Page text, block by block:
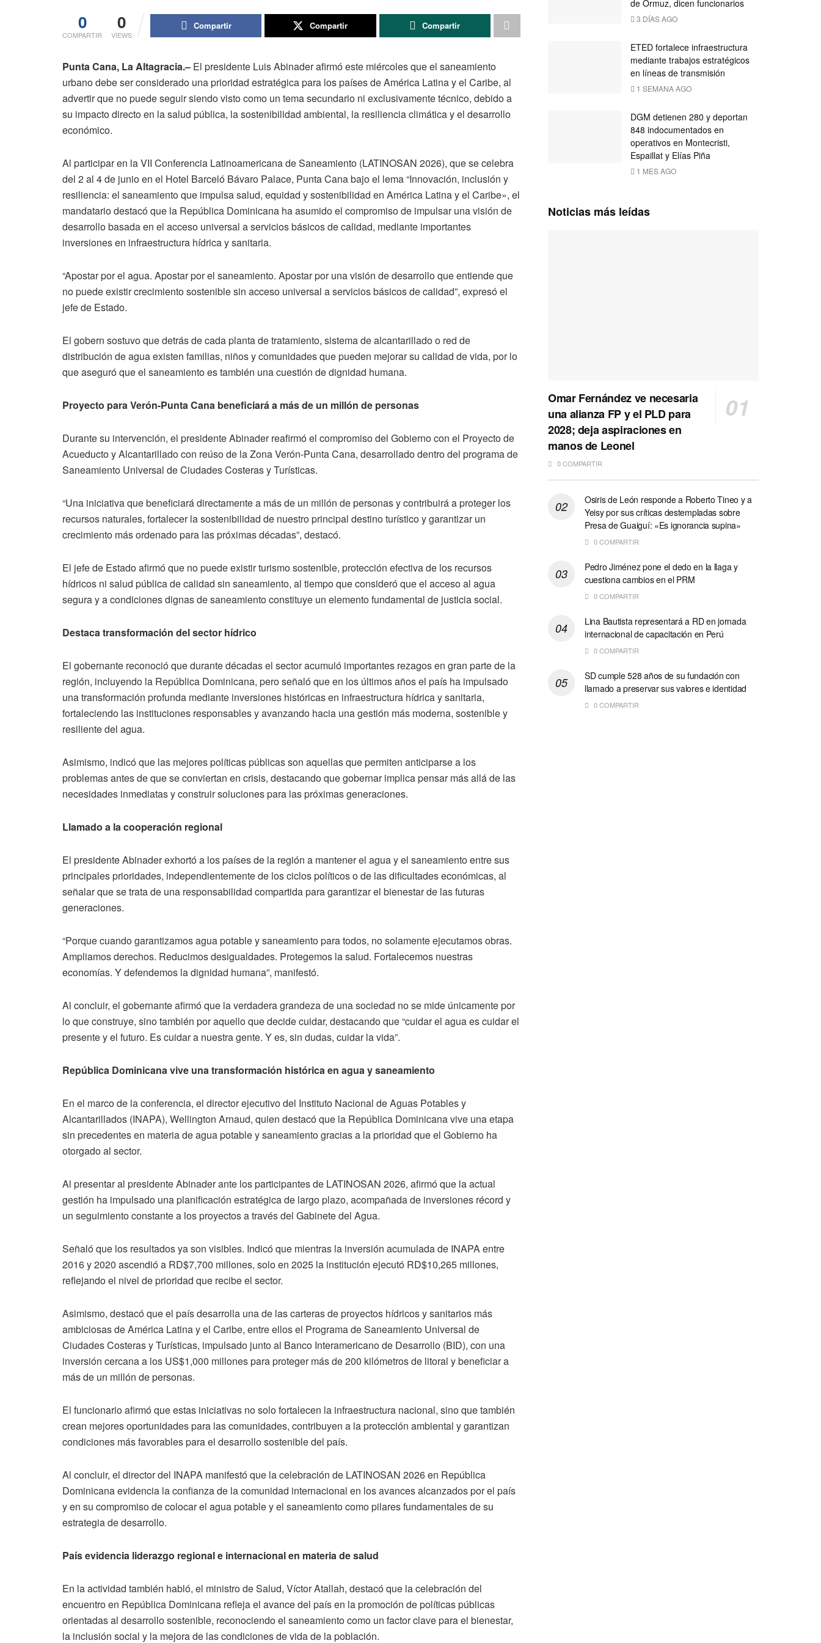
0
COMPARTIR
0
VIEWS
Compartir Compartir Compartir
Punta Cana, La Altagracia.– El presidente Luis Abinader afirmó este miércoles que el saneamiento
urbano debe ser considerado una prioridad estratégica para los países de América Latina y el Caribe, al
advertir que no puede seguir siendo visto como un tema secundario ni exclusivamente técnico, debido a
su impacto directo en la salud pública, la sostenibilidad ambiental, la resiliencia climática y el desarrollo
económico.
Al participar en la VII Conferencia Latinoamericana de Saneamiento (LATINOSAN 2026), que se celebra
del 2 al 4 de junio en el Hotel Barceló Bávaro Palace, Punta Cana bajo el lema “Innovación, inclusión y
resiliencia: el saneamiento que impulsa salud, equidad y sostenibilidad en América Latina y el Caribe», el
mandatario destacó que la República Dominicana ha asumido el compromiso de impulsar una visión de
desarrollo basada en el acceso universal a servicios básicos de calidad, mediante importantes
inversiones en infraestructura hídrica y sanitaria.
“Apostar por el agua. Apostar por el saneamiento. Apostar por una visión de desarrollo que entiende que
no puede existir crecimiento sostenible sin acceso universal a servicios básicos de calidad”, expresó el
jefe de Estado.
El gobern sostuvo que detrás de cada planta de tratamiento, sistema de alcantarillado o red de
distribución de agua existen familias, niños y comunidades que pueden mejorar su calidad de vida, por lo
que aseguró que el saneamiento es también una cuestión de dignidad humana.
Proyecto para Verón-Punta Cana beneficiará a más de un millón de personas
Durante su intervención, el presidente Abinader reafirmó el compromiso del Gobierno con el Proyecto de
Acueducto y Alcantarillado con reúso de la Zona Verón-Punta Cana, desarrollado dentro del programa de
Saneamiento Universal de Ciudades Costeras y Turísticas.
“Una iniciativa que beneficiará directamente a más de un millón de personas y contribuirá a proteger los
recursos naturales, fortalecer la sostenibilidad de nuestro principal destino turístico y garantizar un
crecimiento más ordenado para las próximas décadas”, destacó.
El jefe de Estado afirmó que no puede existir turismo sostenible, protección efectiva de los recursos
hídricos ni salud pública de calidad sin saneamiento, al tiempo que consideró que el acceso al agua
segura y a condiciones dignas de saneamiento constituye un elemento fundamental de justicia social.
Destaca transformación del sector hídrico
El gobernante reconoció que durante décadas el sector acumuló importantes rezagos en gran parte de la
región, incluyendo la República Dominicana, pero señaló que en los últimos años el país ha impulsado
una transformación profunda mediante inversiones históricas en infraestructura hídrica y sanitaria,
fortaleciendo las instituciones responsables y avanzando hacia una gestión más moderna, sostenible y
resiliente del agua.
Asimismo, indicó que las mejores políticas públicas son aquellas que permiten anticiparse a los
problemas antes de que se conviertan en crisis, destacando que gobernar implica pensar más allá de las
necesidades inmediatas y construir soluciones para las próximas generaciones.
Llamado a la cooperación regional
El presidente Abinader exhortó a los países de la región a mantener el agua y el saneamiento entre sus
principales prioridades, independientemente de los ciclos políticos o de las dificultades económicas, al
señalar que se trata de una responsabilidad compartida para garantizar el bienestar de las futuras
generaciones.
“Porque cuando garantizamos agua potable y saneamiento para todos, no solamente ejecutamos obras.
Ampliamos derechos. Reducimos desigualdades. Protegemos la salud. Fortalecemos nuestras
economías. Y defendemos la dignidad humana”, manifestó.
Al concluir, el gobernante afirmó que la verdadera grandeza de una sociedad no se mide únicamente por
lo que construye, sino también por aquello que decide cuidar, destacando que “cuidar el agua es cuidar el
presente y el futuro. Es cuidar a nuestra gente. Y es, sin dudas, cuidar la vida”.
República Dominicana vive una transformación histórica en agua y saneamiento
En el marco de la conferencia, el director ejecutivo del Instituto Nacional de Aguas Potables y
Alcantarillados (INAPA), Wellington Arnaud, quien destacó que la República Dominicana vive una etapa
sin precedentes en materia de agua potable y saneamiento gracias a la prioridad que el Gobierno ha
otorgado al sector.
Al presentar al presidente Abinader ante los participantes de LATINOSAN 2026, afirmó que la actual
gestión ha impulsado una planificación estratégica de largo plazo, acompañada de inversiones récord y
un seguimiento constante a los proyectos a través del Gabinete del Agua.
Señaló que los resultados ya son visibles. Indicó que mientras la inversión acumulada de INAPA entre
2016 y 2020 ascendió a RD$7,700 millones, solo en 2025 la institución ejecutó RD$10,265 millones,
reflejando el nivel de prioridad que recibe el sector.
Asimismo, destacó que el país desarrolla una de las carteras de proyectos hídricos y sanitarios más
ambiciosas de América Latina y el Caribe, entre ellos el Programa de Saneamiento Universal de
Ciudades Costeras y Turísticas, impulsado junto al Banco Interamericano de Desarrollo (BID), con una
inversión cercana a los US$1,000 millones para proteger más de 200 kilómetros de litoral y beneficiar a
más de un millón de personas.
El funcionario afirmó que estas iniciativas no solo fortalecen la infraestructura nacional, sino que también
crean mejores oportunidades para las comunidades, contribuyen a la protección ambiental y garantizan
condiciones más favorables para el desarrollo sostenible del país.
Al concluir, el director del INAPA manifestó que la celebración de LATINOSAN 2026 en República
Dominicana evidencia la confianza de la comunidad internacional en los avances alcanzados por el país
y en su compromiso de colocar el agua potable y el saneamiento como pilares fundamentales de su
estrategia de desarrollo.
País evidencia liderazgo regional e internacional en materia de salud
En la actividad también habló, el ministro de Salud, Víctor Atallah, destacó que la celebración del
encuentro en República Dominicana refleja el avance del país en la promoción de políticas públicas
orientadas al desarrollo sostenible, reconociendo el saneamiento como un factor clave para el bienestar,
la inclusión social y la mejora de las condiciones de vida de la población.
de Ormuz, dicen funcionarios
3 DÍAS AGO
ETED fortalece infraestructura
mediante trabajos estratégicos
en líneas de transmisión
1 SEMANA AGO
DGM detienen 280 y deportan
848 indocumentados en
operativos en Montecristi,
Espaillat y Elías Piña
1 MES AGO
Noticias más leídas
Omar Fernández ve necesaria
una alianza FP y el PLD para
2028; deja aspiraciones en
manos de Leonel
0 COMPARTIR
Osiris de León responde a Roberto Tineo y a
Yeisy por sus críticas destempladas sobre
Presa de Guaiguí: «Es ignorancia supina»
0 COMPARTIR
Pedro Jiménez pone el dedo en la llaga y
cuestiona cambios en el PRM
0 COMPARTIR
Lina Bautista representará a RD en jornada
internacional de capacitación en Perú
0 COMPARTIR
SD cumple 528 años de su fundación con
llamado a preservar sus valores e identidad
0 COMPARTIR